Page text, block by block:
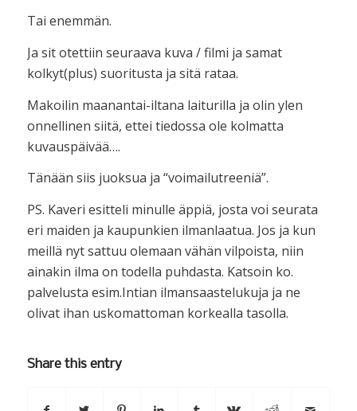
Tai enemmän.
Ja sit otettiin seuraava kuva / filmi ja samat
kolkyt(plus) suoritusta ja sitä rataa.
Makoilin maanantai-iltana laiturilla ja olin ylen
onnellinen siitä, ettei tiedossa ole kolmatta
kuvauspäivää….
Tänään siis juoksua ja “voimailutreeniä”.
PS. Kaveri esitteli minulle äppiä, josta voi seurata
eri maiden ja kaupunkien ilmanlaatua. Jos ja kun
meillä nyt sattuu olemaan vähän vilpoista, niin
ainakin ilma on todella puhdasta. Katsoin ko.
palvelusta esim.Intian ilmansaastelukuja ja ne
olivat ihan uskomattoman korkealla tasolla.
Share this entry